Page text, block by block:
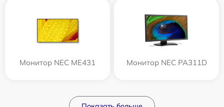
Монитор NEC ME431 Монитор NEC PA311D